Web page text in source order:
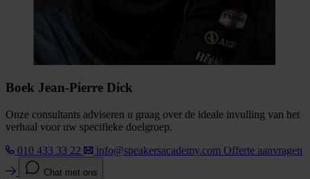
Boek Jean-Pierre Dick
Onze consultants adviseren u graag over de ideale invulling van het
verhaal voor uw specifieke doelgroep.
010 433 33 22
info@speakersacademy.com Offerte aanvragen
Chat met ons